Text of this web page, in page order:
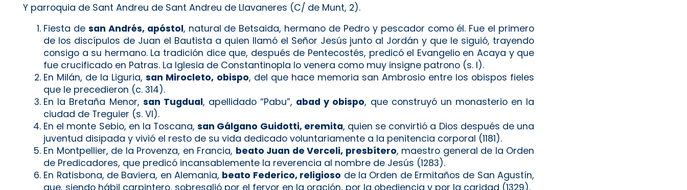
Y parroquia de Sant Andreu de Sant Andreu de Llavaneres (C/ de Munt, 2).
Fiesta de san Andrés, apóstol, natural de Betsaida, hermano de Pedro y pescador como él. Fue el primero
de los discípulos de Juan el Bautista a quien llamó el Señor Jesús junto al Jordán y que le siguió, trayendo
consigo a su hermano. La tradición dice que, después de Pentecostés, predicó el Evangelio en Acaya y que
fue crucificado en Patras. La Iglesia de Constantinopla lo venera como muy insigne patrono (s. I).
En Milán, de la Liguria,san Mirocleto, obispo, del que hace memoria san Ambrosio entre los obispos fieles
que le precedieron (c. 314).
En la Bretaña Menor, san Tugdual, apellidado “Pabu”, abad y obispo, que construyó un monasterio en la
ciudad de Treguier (s. VI).
En el monte Sebio, en la Toscana,san Gálgano Guidotti, eremita, quien se convirtió a Dios después de una
juventud disipada y vivió el resto de su vida dedicado voluntariamente a la penitencia corporal (1181).
En Montpellier, de la Provenza, en Francia, beato Juan de Verceli, presbítero, maestro general de la Orden
de Predicadores, que predicó incansablemente la reverencia al nombre de Jesús (1283).
En Ratisbona, de Baviera, en Alemania, beato Federico, religioso de la Orden de Ermitaños de San Agustín,
que, siendo hábil carpintero, sobresalió por el fervor en la oración, por la obediencia y por la caridad (1329).